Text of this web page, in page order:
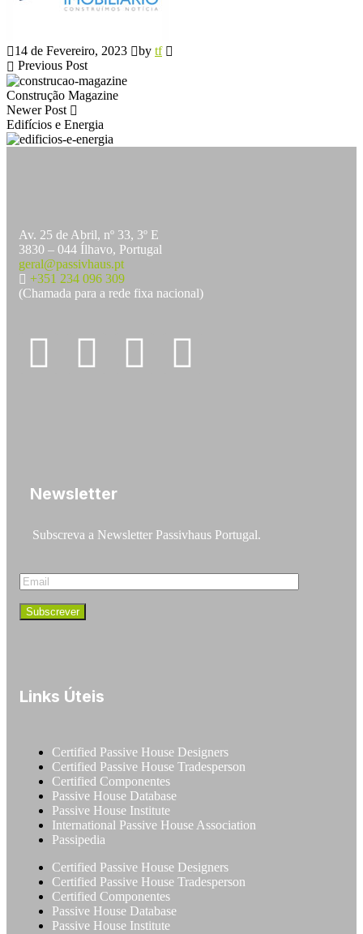
14 de Fevereiro, 2023 by tf
Previous Post
Construção Magazine
Newer Post
Edifícios e Energia
Av. 25 de Abril, nº 33, 3º E
3830 – 044 Ílhavo, Portugal
geral@passivhaus.pt
+351 234 096 309
(Chamada para a rede fixa nacional)
Newsletter
Subscreva a Newsletter Passivhaus Portugal.
Links Úteis
Certified Passive House Designers
Certified Passive House Tradesperson
Certified Componentes
Passive House Database
Passive House Institute
International Passive House Association
Passipedia
Certified Passive House Designers
Certified Passive House Tradesperson
Certified Componentes
Passive House Database
Passive House Institute